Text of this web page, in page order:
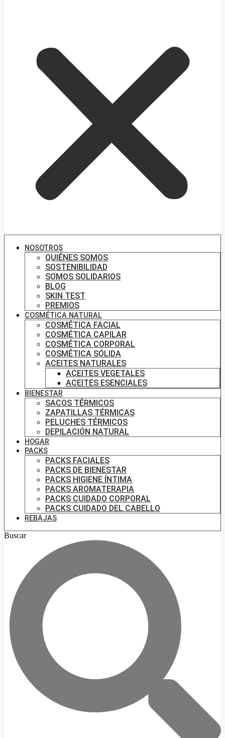
NOSOTROS
QUIÉNES SOMOS
SOSTENIBILIDAD
SOMOS SOLIDARIOS
BLOG
SKIN TEST
PREMIOS
COSMÉTICA NATURAL
COSMÉTICA FACIAL
COSMÉTICA CAPILAR
COSMÉTICA CORPORAL
COSMÉTICA SÓLIDA
ACEITES NATURALES
ACEITES VEGETALES
ACEITES ESENCIALES
BIENESTAR
SACOS TÉRMICOS
ZAPATILLAS TÉRMICAS
PELUCHES TÉRMICOS
DEPILACIÓN NATURAL
HOGAR
PACKS
PACKS FACIALES
PACKS DE BIENESTAR
PACKS HIGIENE ÍNTIMA
PACKS AROMATERAPIA
PACKS CUIDADO CORPORAL
PACKS CUIDADO DEL CABELLO
REBAJAS
Buscar